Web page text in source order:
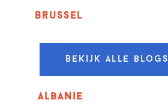
Brussel
Bekijk alle blogs
albanie